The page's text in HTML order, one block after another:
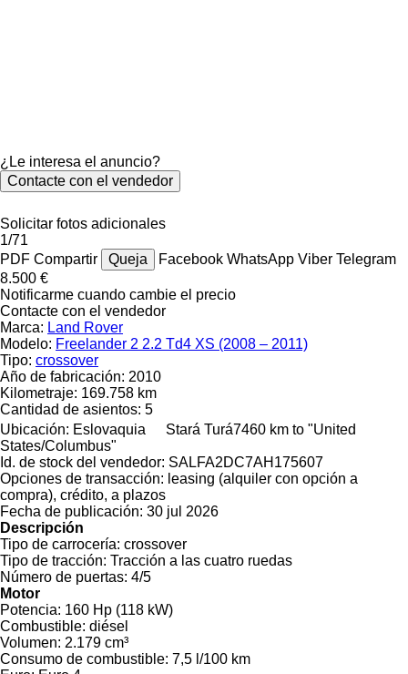
¿Le interesa el anuncio?
Contacte con el vendedor
Solicitar fotos adicionales
1/71
PDF Compartir Queja Facebook WhatsApp Viber Telegram
8.500 €
Notificarme cuando cambie el precio
Contacte con el vendedor
Marca: Land Rover
Modelo: Freelander 2 2.2 Td4 XS (2008 – 2011)
Tipo: crossover
Año de fabricación: 2010
Kilometraje: 169.758 km
Cantidad de asientos: 5
Ubicación: Eslovaquia Stará Turá7460 km to "United
States/Columbus"
Id. de stock del vendedor: SALFA2DC7AH175607
Opciones de transacción: leasing (alquiler con opción a
compra), crédito, a plazos
Fecha de publicación: 30 jul 2026
Descripción
Tipo de carrocería: crossover
Tipo de tracción: Tracción a las cuatro ruedas
Número de puertas: 4/5
Motor
Potencia: 160 Hp (118 kW)
Combustible: diésel
Volumen: 2.179 cm³
Consumo de combustible: 7,5 l/100 km